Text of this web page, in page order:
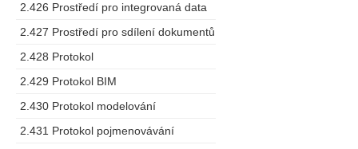
2.426 Prostředí pro integrovaná data
2.427 Prostředí pro sdílení dokumentů
2.428 Protokol
2.429 Protokol BIM
2.430 Protokol modelování
2.431 Protokol pojmenovávání